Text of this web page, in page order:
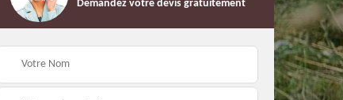
Pose de grillage 41
Pose de pelouse en
rouleau 41
Demandez votre devis gratuitement